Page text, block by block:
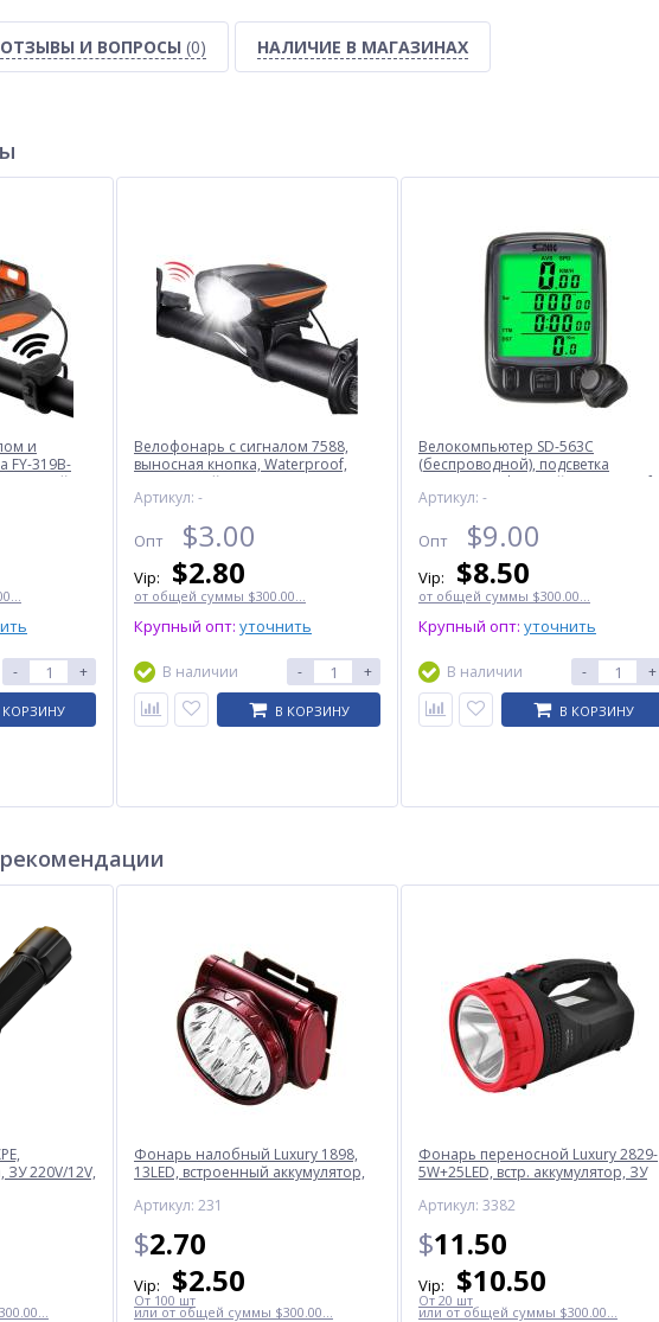
с
Детский фотоаппарат с
термопечатью M05 GREEN
DINOSAUR
15.50 Опт
Vip:
ОТЗЫВЫ И ВОПРОСЫ (0) НАЛИЧИЕ В МАГАЗИНАХ
и
FY-319B-
- +
КОРЗИНУ
Велофонарь с сигналом 7588,
выносная кнопка, Waterproof,
встроенный аккумулятор 18650,
ЗУ microUSB
Артикул: -
Опт $3.00
Vip: $2.80
от общей суммы $300.00...
Крупный опт: уточнить
В наличии - +
В КОРЗИНУ
Велокомпьютер SD-563C
(беспроводной), подсветка
дисплея, 27 функций, Waterproof
Артикул: -
Опт $9.00
Vip: $8.50
от общей суммы $300.00...
Крупный опт: уточнить
В наличии - +
В КОРЗИНУ
ЗУ 220V/12V,
Фонарь налобный Luxury 1898,
13LED, встроенный аккумулятор,
Артикул: 231
$2.70
Vip: $2.50
От 100 шт
или от общей суммы $300.00...
Фонарь переносной Luxury 2829-
5W+25LED, встр. аккумулятор, ЗУ
Артикул: 3382
$11.50
Vip: $10.50
От 20 шт
или от общей суммы $300.00...